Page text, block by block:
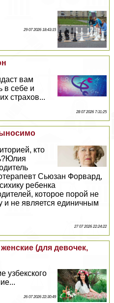
29 07 2026 18:43:15
вам
в себе и
страхов...
28 07 2026 7:31:25
кто
Сьюзан Форвард,
ребенка
которое порой не
и не является единичным
27 07 2026 22:24:22
(для девочек,
узбекского
26 07 2026 22:30:49